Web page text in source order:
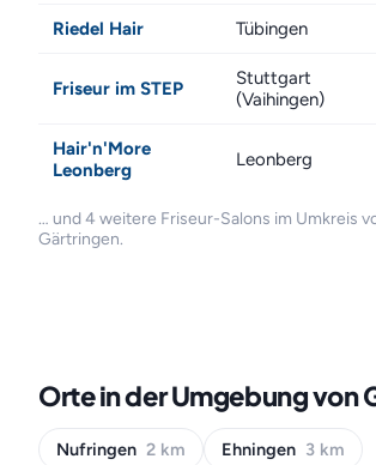
Riedel Hair Tübingen
Friseur im STEP
Stuttgart
(Vaihingen)
Hair'n'More
Leonberg
Leonberg
… und 4 weitere Friseur-Salons im Umkreis
Gärtringen.
Orte in der Umgebung von
Nufringen 2 km Ehningen 3 km